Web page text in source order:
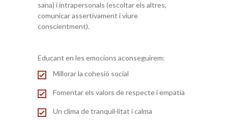
sana) i intrapersonals (escoltar els altres,
comunicar assertivament i viure
conscientment).
Educant en les emocions aconseguirem:
Millorar la cohesió social
Fomentar els valors de respecte i empatia
Un clima de tranquil·litat i calma